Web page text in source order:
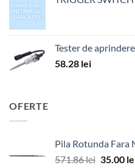
Tester de
58.28 lei
OFERTE
Pila Rotunda Fara
571.86lei Prețul
35.00